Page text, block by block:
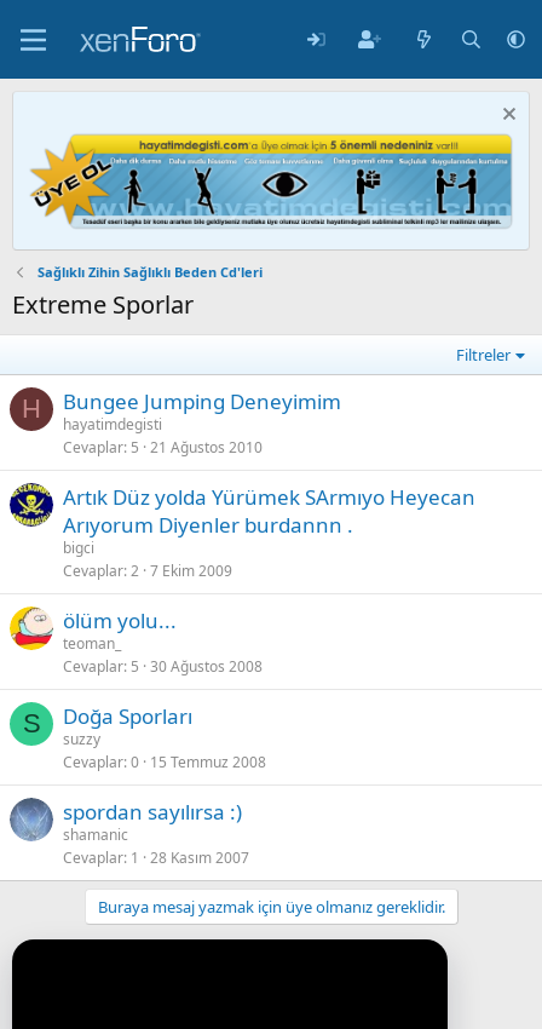
Sağlıklı Zihin Sağlıklı Beden Cd'leri
Extreme Sporlar
Filtreler
H Bungee Jumping Deneyimim
hayatimdegisti
Cevaplar 5 21 Ağustos 2010
Artık Düz yolda Yürümek SArmıyo Heyecan
Arıyorum Diyenler burdannn .
bigci
Cevaplar 2 7 Ekim 2009
ölüm yolu...
teoman_
Cevaplar 5 30 Ağustos 2008
S Doğa Sporları
suzzy
Cevaplar 0 15 Temmuz 2008
spordan sayılırsa :)
shamanic
Cevaplar 1 28 Kasım 2007
Buraya mesaj yazmak için üye olmanız gereklidir.